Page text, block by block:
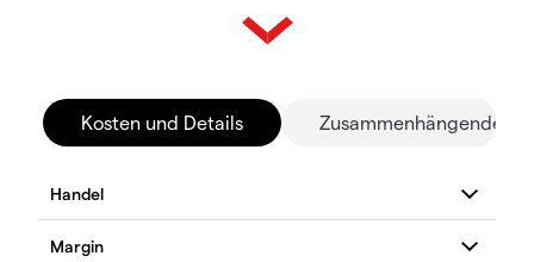
Kosten und Details Zusammenhängende